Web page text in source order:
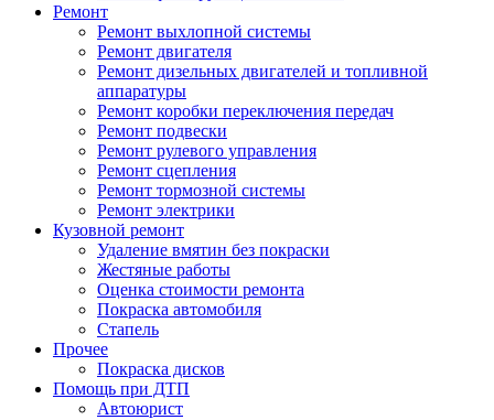
Ремонт
Ремонт выхлопной системы
Ремонт двигателя
Ремонт дизельных двигателей и топливной
аппаратуры
Ремонт коробки переключения передач
Ремонт подвески
Ремонт рулевого управления
Ремонт сцепления
Ремонт тормозной системы
Ремонт электрики
Кузовной ремонт
Удаление вмятин без покраски
Жестяные работы
Оценка стоимости ремонта
Покраска автомобиля
Стапель
Прочее
Покраска дисков
Помощь при ДТП
Автоюрист